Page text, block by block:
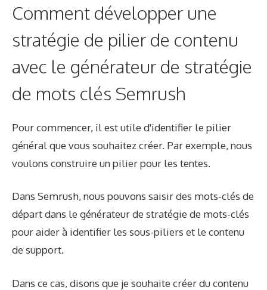
Comment développer une
stratégie de pilier de contenu
avec le générateur de stratégie
de mots clés Semrush
Pour commencer, il est utile d'identifier le pilier
général que vous souhaitez créer. Par exemple, nous
voulons construire un pilier pour les tentes.
Dans Semrush, nous pouvons saisir des mots-clés de
départ dans le générateur de stratégie de mots-clés
pour aider à identifier les sous-piliers et le contenu
de support.
Dans ce cas, disons que je souhaite créer du contenu